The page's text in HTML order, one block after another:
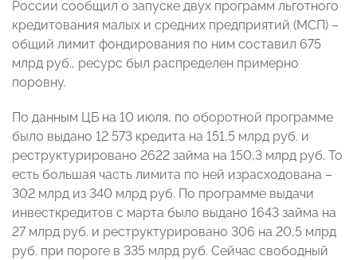
России сообщил о запуске двух программ льготного
кредитования малых и средних предприятий (МСП) –
общий лимит фондирования по ним составил 675
млрд руб., ресурс был распределен примерно
поровну.
По данным ЦБ на 10 июля, по оборотной программе
было выдано 12 573 кредита на 151,5 млрд руб. и
реструктурировано 2622 займа на 150,3 млрд руб. То
есть большая часть лимита по ней израсходована –
302 млрд из 340 млрд руб. По программе выдачи
инвесткредитов с марта было выдано 1643 займа на
27 млрд руб. и реструктурировано 306 на 20,5 млрд
руб. при пороге в 335 млрд руб. Сейчас свободный